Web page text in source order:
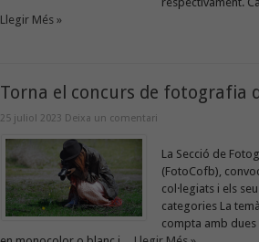
Llegir Més »
Torna el concurs de fotografia
25 juliol 2023 Deixa un comentari
La Secció de
(FotoCofb),
col·legiats i els
categories La
compta amb